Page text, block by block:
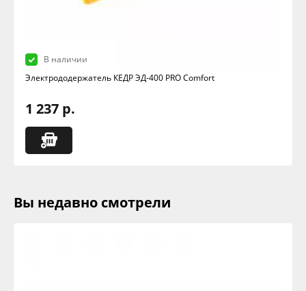
В наличии
Электрододержатель КЕДР ЭД-400 PRO Comfort
1 237 р.
Вы недавно смотрели